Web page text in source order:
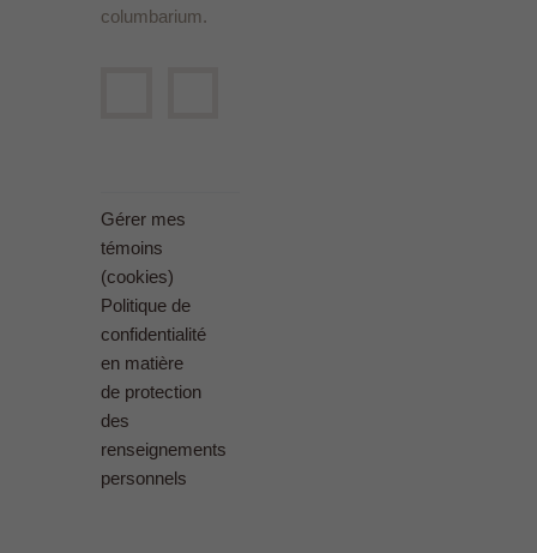
columbarium.
Gérer mes
témoins
(cookies)
Politique de
confidentialité
en matière
de protection
des
renseignements
personnels